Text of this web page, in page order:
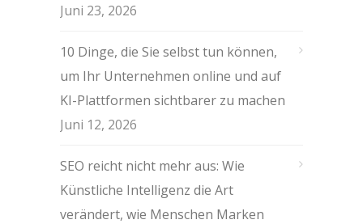
Juni 23, 2026
10 Dinge, die Sie selbst tun können,
um Ihr Unternehmen online und auf
KI-Plattformen sichtbarer zu machen
Juni 12, 2026
SEO reicht nicht mehr aus: Wie
Künstliche Intelligenz die Art
verändert, wie Menschen Marken